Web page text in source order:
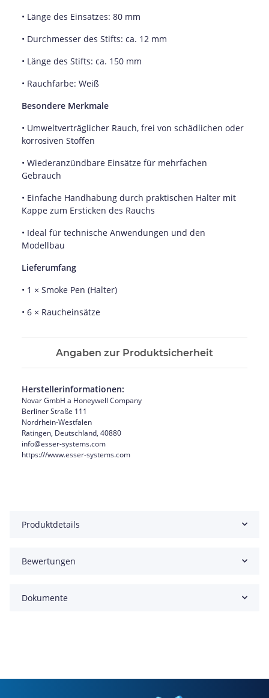
• Länge des Einsatzes: 80 mm
• Durchmesser des Stifts: ca. 12 mm
• Länge des Stifts: ca. 150 mm
• Rauchfarbe: Weiß
Besondere Merkmale
• Umweltverträglicher Rauch, frei von schädlichen oder
korrosiven Stoffen
• Wiederanzündbare Einsätze für mehrfachen
Gebrauch
• Einfache Handhabung durch praktischen Halter mit
Kappe zum Ersticken des Rauchs
• Ideal für technische Anwendungen und den
Modellbau
Lieferumfang
• 1 × Smoke Pen (Halter)
• 6 × Raucheinsätze
Angaben zur Produktsicherheit
Herstellerinformationen:
Novar GmbH a Honeywell Company
Berliner Straße 111
Nordrhein-Westfalen
Ratingen, Deutschland, 40880
info@esser-systems.com
https:///www.esser-systems.com
Produktdetails
Bewertungen
Dokumente